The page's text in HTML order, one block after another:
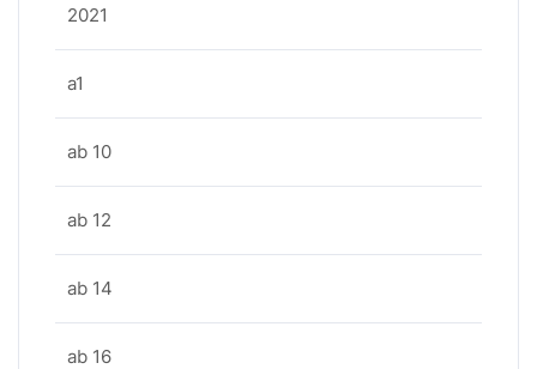
2021
a1
ab 10
ab 12
ab 14
ab 16